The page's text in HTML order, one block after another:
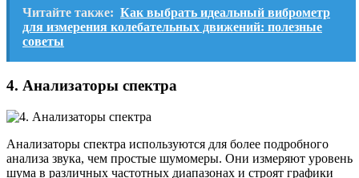
Читайте также: Как выбрать идеальный виброметр
для измерения колебательных движений: полезные
советы
4. Анализаторы спектра
Анализаторы спектра используются для более подробного
анализа звука, чем простые шумомеры. Они измеряют уровень
шума в различных частотных диапазонах и строят графики